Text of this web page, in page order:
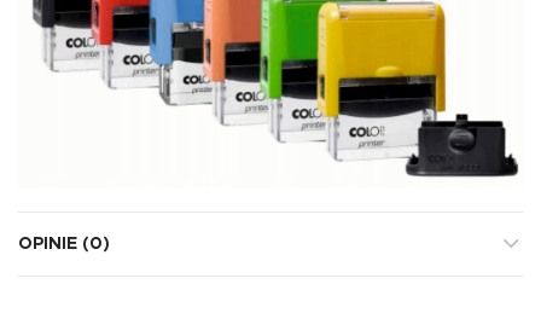
OPINIE (0)